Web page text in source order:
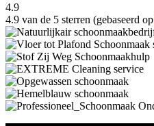
4.9
4.9 van de 5 sterren (gebaseerd op